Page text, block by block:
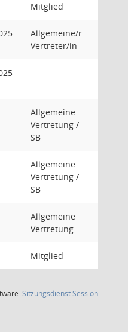
Mitglied
Allgemeine/r
Vertreter/in
Allgemeine
Vertretung /
SB
Allgemeine
Vertretung /
SB
Allgemeine
Vertretung
Mitglied
SitzungsdienstSession(Wird in